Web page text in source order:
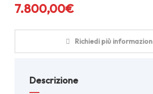
7.800,00€
Richiedi più
Descrizione